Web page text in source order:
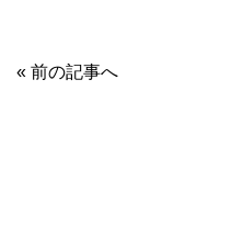
« 前の記事へ